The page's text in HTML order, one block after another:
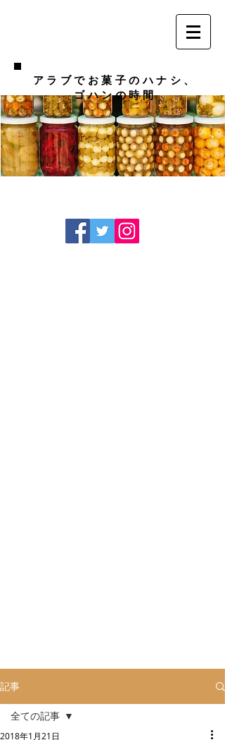
アラブでお菓子のハナシ、
ゴハンの時間
記事
全ての記事
2018年1月21日